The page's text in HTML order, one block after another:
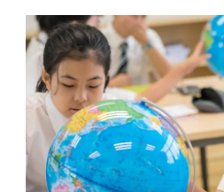
News image